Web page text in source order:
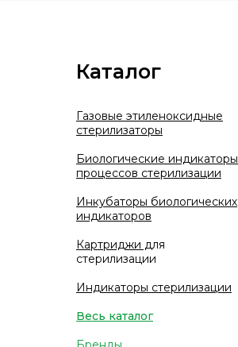
Каталог
Газовые этиленоксидные
стерилизаторы
Биологические индикаторы
процессов стерилизации
Инкубаторы биологических
индикаторов
Картриджи для
стерилизации
Индикаторы стерилизации
Весь каталог